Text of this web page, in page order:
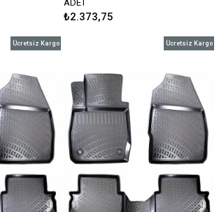
ADET
₺2.373,75
Ücretsiz Kargo Ücretsiz Kargo